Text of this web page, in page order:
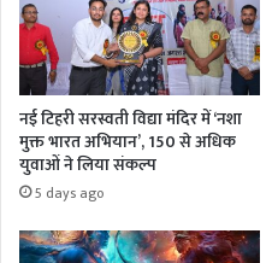
नई टिहरी सरस्वती विद्या मंदिर में ‘नशा
मुक्त भारत अभियान’, 150 से अधिक
युवाओं ने लिया संकल्प
5 days ago